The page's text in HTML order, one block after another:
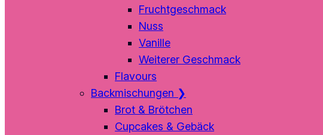
Fruchtgeschmack
Nuss
Vanille
Weiterer Geschmack
Flavours
Backmischungen ❯
Brot & Brötchen
Cupcakes & Gebäck